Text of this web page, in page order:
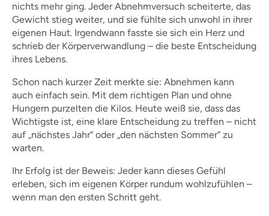
nichts mehr ging. Jeder Abnehmversuch scheiterte, das
Gewicht stieg weiter, und sie fühlte sich unwohl in ihrer
eigenen Haut. Irgendwann fasste sie sich ein Herz und
schrieb der Körperverwandlung – die beste Entscheidung
ihres Lebens.
Schon nach kurzer Zeit merkte sie: Abnehmen kann
auch einfach sein. Mit dem richtigen Plan und ohne
Hungern purzelten die Kilos. Heute weiß sie, dass das
Wichtigste ist, eine klare Entscheidung zu treffen – nicht
auf „nächstes Jahr“ oder „den nächsten Sommer“ zu
warten.
Ihr Erfolg ist der Beweis: Jeder kann dieses Gefühl
erleben, sich im eigenen Körper rundum wohlzufühlen –
wenn man den ersten Schritt geht.